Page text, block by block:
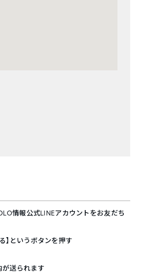
情報公式LINEアカウントをお友だち
】というボタンを押す
送られます